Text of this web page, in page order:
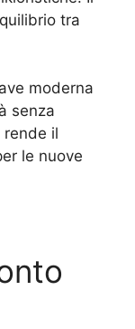
tra
moderna
senza
il
le nuove